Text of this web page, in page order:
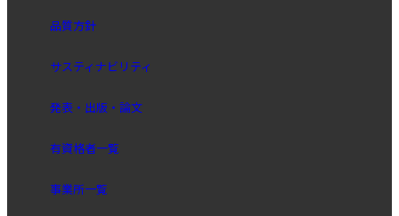
品質方針
サスティナビリティ
発表・出版・論文
有資格者一覧
事業所一覧